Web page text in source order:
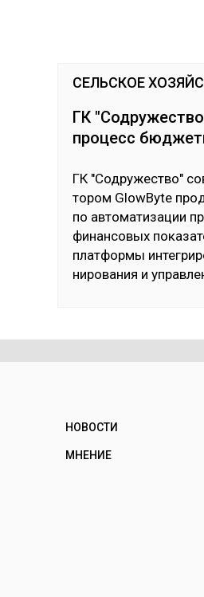
СЕЛЬСКОЕ
ГК
процесс
ГК "Сод­ру­жес­тво"
тором GlowByte
по ав­то­мати­зации
фи­нан­со­вых
плат­фор­мы
ниро­вания и
НОВОСТИ
МНЕНИЕ